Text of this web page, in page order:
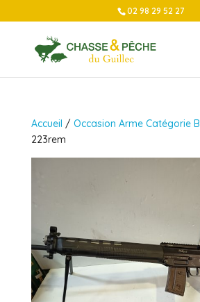
02 98 29 52 27
Accueil / Occasion Arme Catégorie B
223rem